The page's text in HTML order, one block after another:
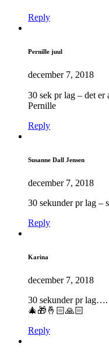
Reply
Pernille juul
december 7, 2018
30 sek pr lag – det
Pernille
Reply
Susanne Dall Jensen
december 7, 2018
30 sekunder pr lag –
Reply
Karina
december 7, 2018
30 sekunder pr lag….
🎄🎁🤞🏻🙏🏻
Reply